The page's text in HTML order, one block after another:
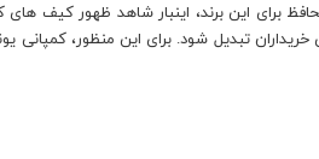
برای این برند، اینبار شاهد ظهور کیف
تبدیل شود. برای این منظور، کمپانی